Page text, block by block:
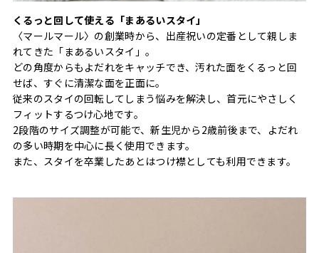
くるっと回して使える「まあるいスタイ」
〈マールマール〉の創業時から、出産祝いの定番として親しま
れてきた「まあるいスタイ」。
どの角度からもよだれをキャッチでき、汚れた面をくるっと回
せば、すぐに清潔な面を正面に。
従来のスタイの回転してしまう悩みを解決し、首元にやさしく
フィットするつけ心地です。
2段階のサイズ調整が可能で、新生児から2歳前後まで、よだれ
の多い時期を中心に長く使用できます。
また、スタイを卒業したあとはつけ襟としても利用できます。